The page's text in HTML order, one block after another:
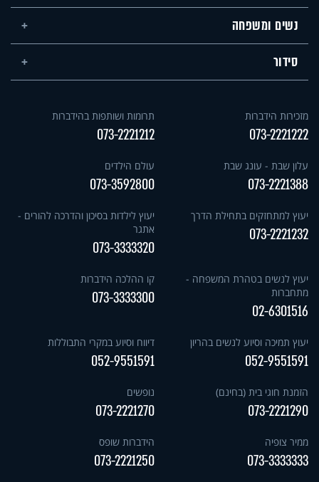
נשים ומשפחה
סידור
מזכירות הידברות
073-2221222
תרומות ושותפות בהידברות
073-2221212
עלון שבת - עונג שבת
073-2221388
עולם הילדים
073-3592800
יעוץ למתחזקים בתחילת הדרך
073-2221232
יעוץ לילדות בסיכון והדרכה להורים -
אתגר
073-3333320
יעוץ לנשים בטהרת המשפחה -
מתחברות
02-6301516
קו ההלכה הידברות
073-3333300
יעוץ תמיכה וסיוע לנשים בהריון
052-9551591
דיווח וסיוע במקרי התבוללות
052-9551591
הזמנת חוגי בית (בחינם)
073-2221290
נופשים
073-2221270
ממיר צופיה
073-3333333
הידברות שופס
073-2221250